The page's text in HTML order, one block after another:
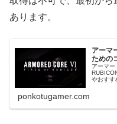
あります。
アーマ
ための
アーマ
やおすす
ponkotugamer.com